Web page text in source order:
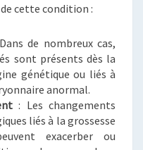
cette condition :
de nombreux cas,
sont présents dès la
génétique ou liés à
anormal.
: Les changements
liés à la grossesse
exacerber ou